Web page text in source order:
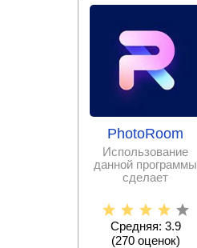
PhotoRoom
Использование
данной программы
сделает
фотографий
простым и
Средняя: 3.9
(270оценок)